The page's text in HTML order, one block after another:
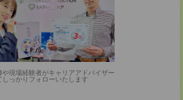
や現場経験者がキャリアアドバイザー
しっかりフォローいたします